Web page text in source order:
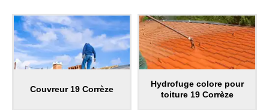
Couvreur 19 Corrèze
Hydrofuge colore pour
toiture 19 Corrèze